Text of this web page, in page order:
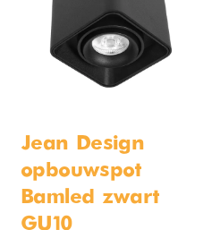
altijd zoveel mogelijk opties.
lampen zorgen we ervoor
zijn in onze collectie. Voor
is een gouden tip een
Een staande lampen kun
vloerlampvoor de woonkamer
televisie. Of misschien wil jij
ene fauteuil kunt zetten. Voor
altijd plek.